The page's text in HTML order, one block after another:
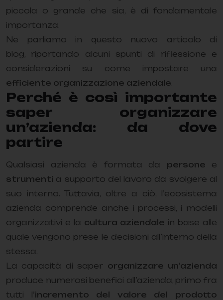
piccola o grande che sia, è di fondamentale
importanza.
Ne parliamo in questo nuovo articolo di
blog, riportando alcuni spunti di riflessione e
considerazioni su come impostare una
efficiente organizzazione aziendale.
Perché è così importante
saper organizzare
un’azienda: da dove
partire
Qualsiasi azienda è formata da persone e
strumenti a supporto del lavoro da svolgere al
suo interno. Tuttavia, oltre a ciò, l’ecosistema
azienda comprende anche i processi, i modelli
organizzativi e la cultura aziendale in base alle
quale vengono prese le decisioni all’interno della
stessa.
La capacità di saper organizzare un’azienda
produce numerosi benefici all’azienda, primo fra
tutti l’incremento del valore del prodotto